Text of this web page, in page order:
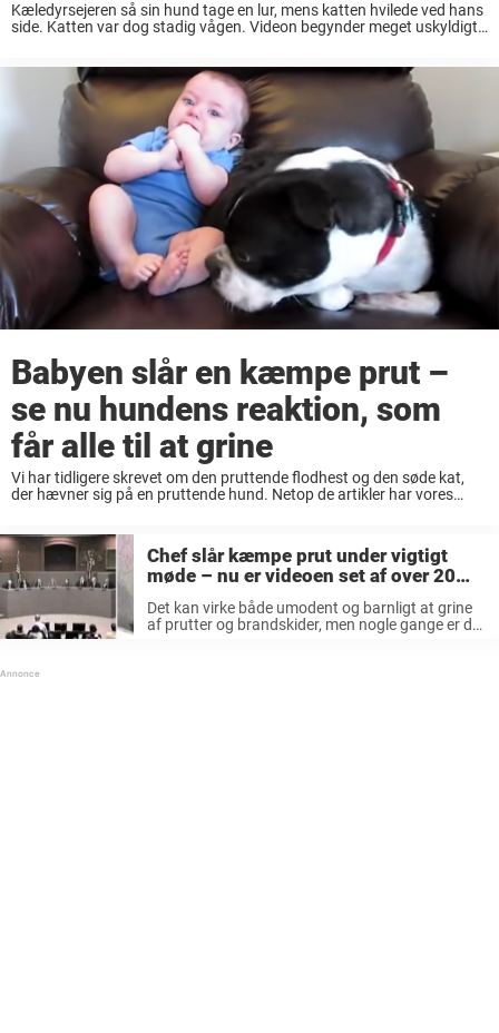
Kæledyrsejeren så sin hund tage en lur, mens katten hvilede ved hans
side. Katten var dog stadig vågen. Videon begynder meget uskyldigt,
Babyen slår en kæmpe prut –
se nu hundens reaktion, som
får alle til at grine
Vi har tidligere skrevet om den pruttende flodhest og den søde kat,
der hævner sig på en pruttende hund. Netop de artikler har vores
Chef slår kæmpe prut under vigtigt
møde – nu er videoen set af over 20
Det kan virke både umodent og barnligt at grine
af prutter og brandskider, men nogle gange er det